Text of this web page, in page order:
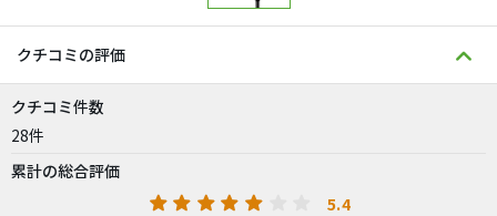
クチコミの評価
クチコミ件数
28件
累計の総合評価
5.4